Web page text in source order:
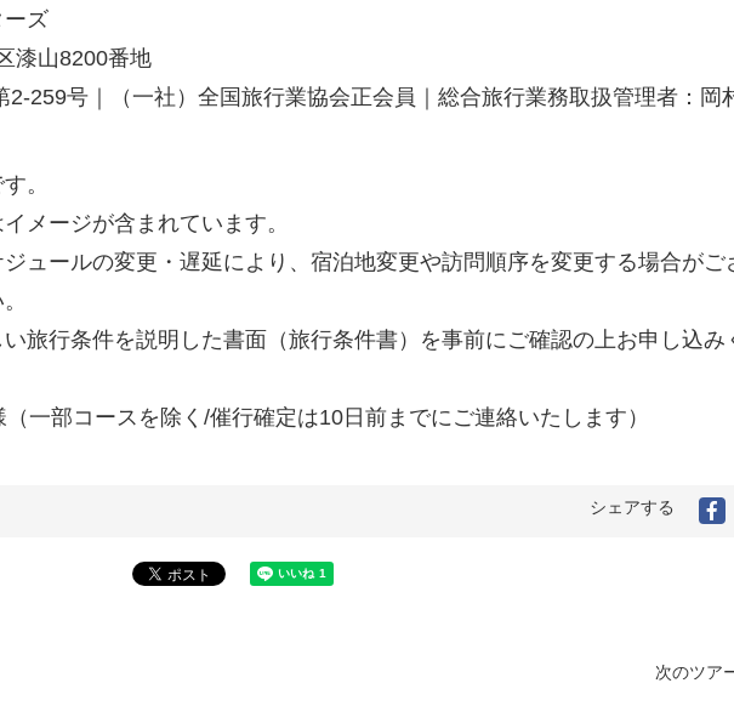
ーズ
漆山8200番地
2-259号｜（一社）全国旅行業協会正会員｜総合旅行業務取扱管理者：岡
。
メージが含まれています。
ュールの変更・遅延により、宿泊地変更や訪問順序を変更する場合がご
旅行条件を説明した書面（旅行条件書）を事前にご確認の上お申し込み
一部コースを除く/催行確定は10日前までにご連絡いたします）
シェアする
次のツア